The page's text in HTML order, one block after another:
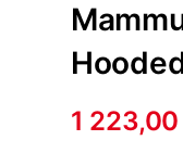
1 223,00